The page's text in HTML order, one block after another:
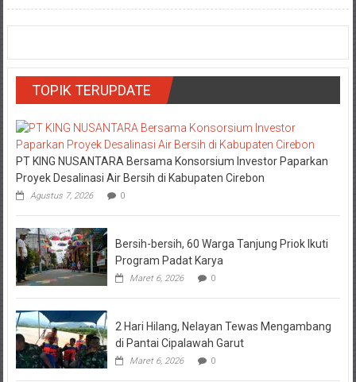
TOPIK TERUPDATE
PT KING NUSANTARA Bersama Konsorsium Investor Paparkan
Proyek Desalinasi Air Bersih di Kabupaten Cirebon
Agustus 7, 2026 0
Bersih-bersih, 60 Warga Tanjung Priok Ikuti
Program Padat Karya
Maret 6, 2026 0
2 Hari Hilang, Nelayan Tewas Mengambang
di Pantai Cipalawah Garut
Maret 6, 2026 0